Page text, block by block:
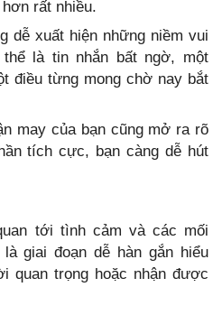
rất nhiều.
dễ xuất hiện những niềm vui
là tin nhắn bất ngờ, một
điều từng mong chờ nay bắt
may của bạn cũng mở ra rõ
tích cực, bạn càng dễ hút
tới tình cảm và các mối
giai đoạn dễ hàn gắn hiểu
quan trọng hoặc nhận được